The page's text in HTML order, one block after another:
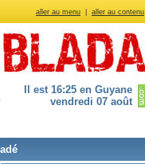
aller au menu aller au contenu
Il est 16:25 en Guyane
vendredi 07 août